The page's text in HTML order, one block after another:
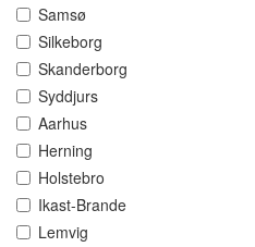
Samsø
Silkeborg
Skanderborg
Syddjurs
Aarhus
Herning
Holstebro
Ikast-Brande
Lemvig